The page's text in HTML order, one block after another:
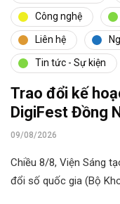
Công nghệ
Liên hệ
Tin tức - Sự kiện
Trao đổi kế
DigiFest Đồng
09/08/2026
Chiều 8/8, Viện Sáng
đổi số quốc gia (Bộ